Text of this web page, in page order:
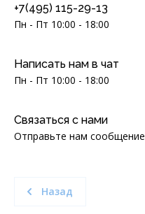
+7(495) 115-29-13
Пн - Пт 10:00 - 18:00
Написать нам в чат
Пн - Пт 10:00 - 18:00
Связаться с нами
Отправьте нам сообщение
Назад